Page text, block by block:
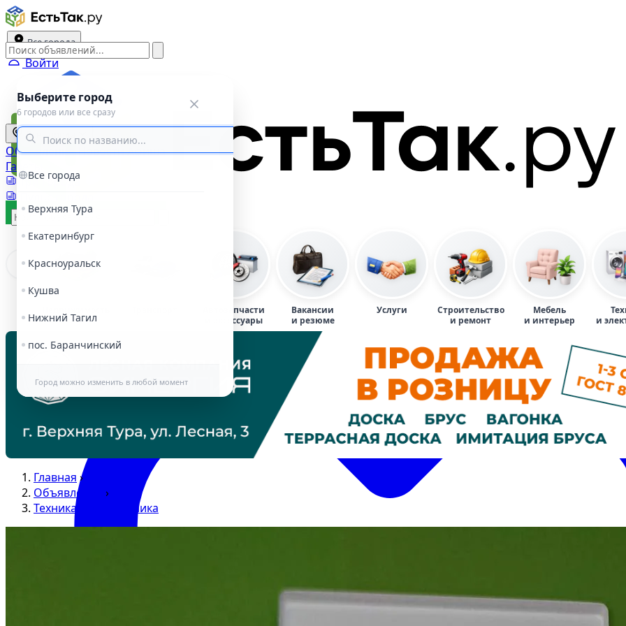
Все города
Войти
Выберите город
6 городов или все сразу
Все города
Верхняя Тура
Екатеринбург
Красноуральск
Кушва
Нижний Тагил
пос. Баранчинский
Город можно изменить в любой момент
Все города
ОбъявленияНовостиАфиша
Газеты
Три города
Подать объявление
Автозапчасти
и аксессуары
Вакансии
и резюме
Услуги
Строительство
и ремонт
Мебель
и интерьер
и
Главная ›
Объявления
›
Техника и электроника